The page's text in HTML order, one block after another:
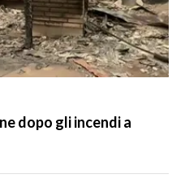
dopo gli incendi a